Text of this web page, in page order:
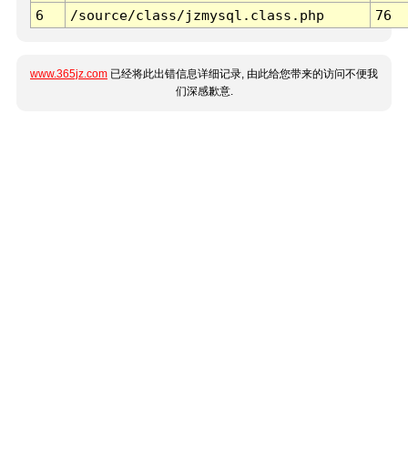
6
/source/class/jzmysql.class.php 76
www.365jz.com 已经将此出错信息详细记录, 由此给您带来的访问不便我
们深感歉意.